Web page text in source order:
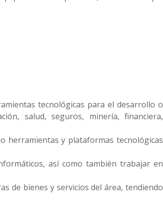
tecnológicas para el desarrollo o
salud, seguros, minería, financiera,
herramientas y plataformas tecnológicas
así como también trabajar en
de bienes y servicios del área, tendiendo